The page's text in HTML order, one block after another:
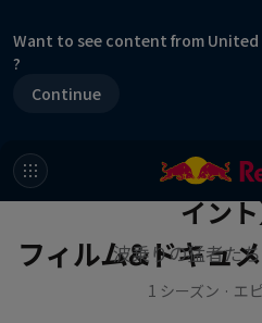
Want to see content from United
?
Continue
フィルム&ドキュ
作品名【インフ
イン
波乗りの猛者た
1 シーズン · エ